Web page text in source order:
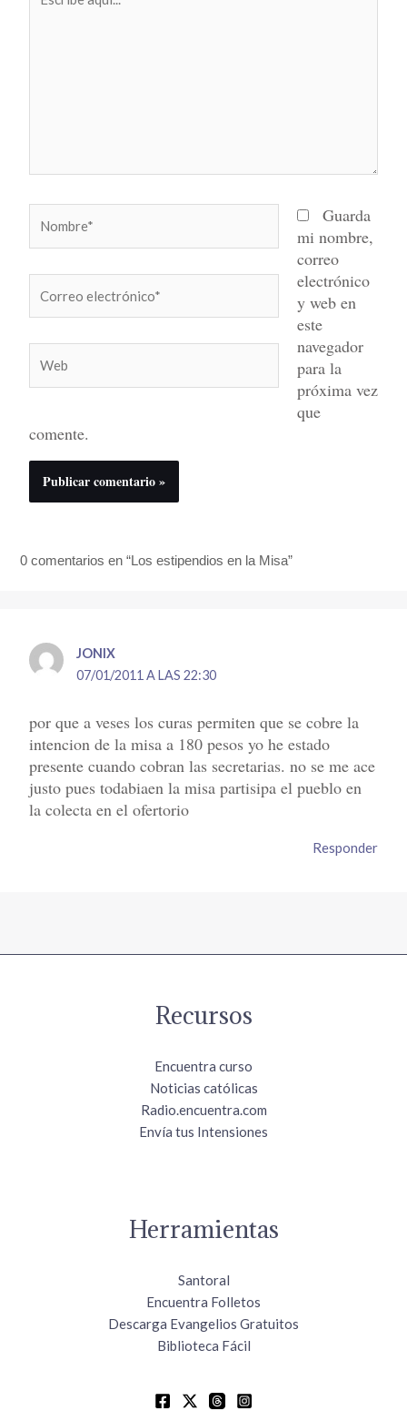
aquí...
electrónico*
Guarda
mi nombre,
correo
electrónico
y web en
este
navegador
para la
próxima vez
que
comente.
0 comentarios en “Los estipendios en la Misa”
JONIX
07/01/2011 A LAS 22:30
por que a veses los curas permiten que se cobre la
intencion de la misa a 180 pesos yo he estado
presente cuando cobran las secretarias. no se me ace
justo pues todabiaen la misa partisipa el pueblo en
la colecta en el ofertorio
Responder
Recursos
Encuentra curso
Noticias católicas
Radio.encuentra.com
Envía tus Intensiones
Herramientas
Santoral
Encuentra Folletos
Descarga Evangelios Gratuitos
Biblioteca Fácil